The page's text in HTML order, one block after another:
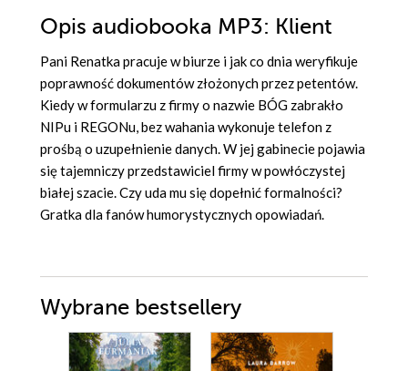
Opis audiobooka MP3: Klient
Pani Renatka pracuje w biurze i jak co dnia weryfikuje
poprawność dokumentów złożonych przez petentów.
Kiedy w formularzu z firmy o nazwie BÓG zabrakło
NIPu i REGONu, bez wahania wykonuje telefon z
prośbą o uzupełnienie danych. W jej gabinecie pojawia
się tajemniczy przedstawiciel firmy w powłóczystej
białej szacie. Czy uda mu się dopełnić formalności?
Gratka dla fanów humorystycznych opowiadań.
Wybrane bestsellery